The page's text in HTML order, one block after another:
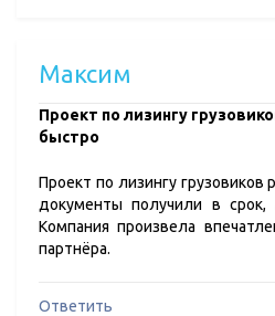
Максим
​Проект по лизингу
быстро
Проект по лизингу грузовиков
документы получили в
Компания произвела
партнёра.
Ответить